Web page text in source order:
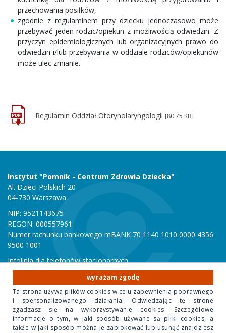
przechowania posiłków,
zgodnie z regulaminem przy dziecku jednoczasowo może
przebywać jeden rodzic/opiekun z możliwością odwiedzin. Z
przyczyn epidemiologicznych lub organizacyjnych prawo do
odwiedzin i/lub przebywania w oddziale rodziców/opiekunów
może ulec zmianie.
Regulamin Oddział Otorynolaryngologii [80.75 KB]
Instytut "Pomnik - Centrum Zdrowia Dziecka"
Al. Dzieci Polskich 20
04-730 Warszawa
NIP: 9521143675
REGON: 000557961
Numer rachunku bankowego mBANK 70 1140 1010 0000 4356
9500 1001
Infolinia dla telefonów stacjonarnych
801 051 000
Infolinia dla telefonów komórkowych
22 815 10 00
Copyright 2020 Instytut "Pomnik Centrum Zdrowia Dziecka"
wyrażam zgodę
Ta strona używa plików cookies w celu zapewnienia poprawnego
i spersonalizowanego działania. Odwiedzając tę strone
zgadzasz się na wykorzystywanie cookies. Szczegółowe
informacje o tym, w jaki sposób używane są pliki cookies, a
także w jaki sposób można je zablokować lub usunąć znajdziesz